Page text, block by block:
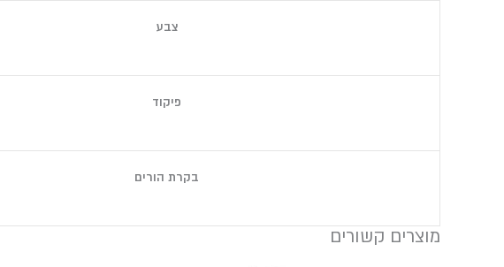
צבע
פיקוד
בקרת הורים
מוצרים קשורים